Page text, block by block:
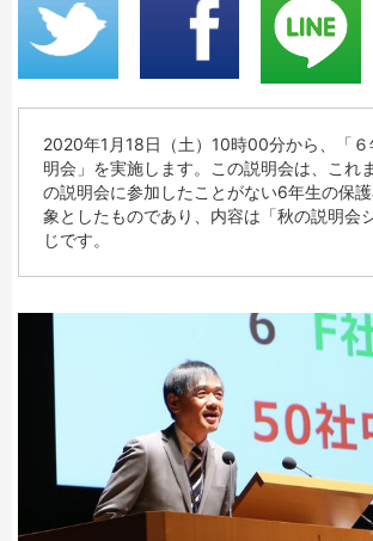
2020年1月18日（土）10時00分から、「６
明会」を実施します。この説明会は、これ
の説明会に参加したことがない6年生の保
象としたものであり、内容は「秋の説明会
じです。